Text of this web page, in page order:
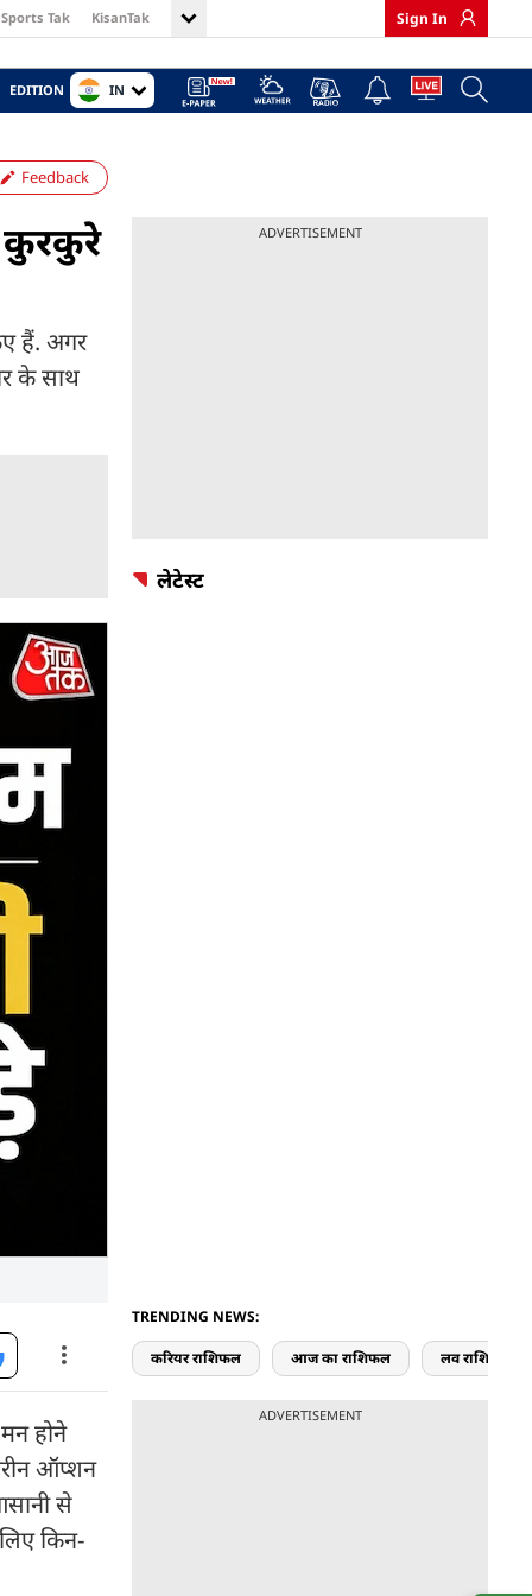
Sports Tak KisanTak Sign In
EDITION IN
Feedback
कुरकुरे
हैं. अगर
के साथ
होने
ऑप्शन
से
किन-
ADVERTISEMENT
लेटेस्ट
TRENDING NEWS:
करियर राशिफल आज का राशिफल लव राशिफल
ADVERTISEMENT